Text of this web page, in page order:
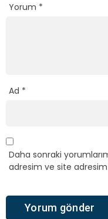
Yorum *
Ad *
Daha sonraki
adresim ve site adresim